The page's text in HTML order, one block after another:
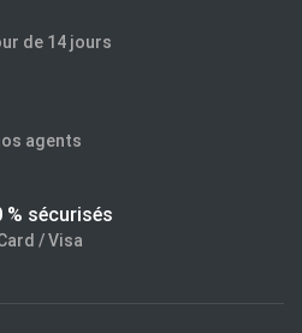
de 14 jours
agents
% sécurisés
/ Visa